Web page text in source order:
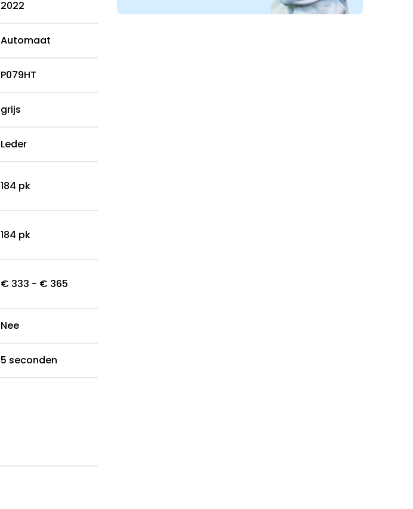
2022
Automaat
P079HT
grijs
Leder
184 pk
184 pk
€ 333 - € 365
Nee
5 seconden